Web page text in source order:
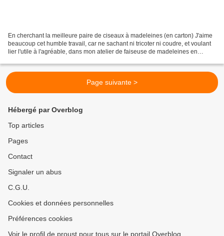
En cherchant la meilleure paire de ciseaux à madeleines (en carton) J'aime
beaucoup cet humble travail, car ne sachant ni tricoter ni coudre, et voulant
lier l'utile à l'agréable, dans mon atelier de faiseuse de madeleines en
Page suivante >
Hébergé par Overblog
Top articles
Pages
Contact
Signaler un abus
C.G.U.
Cookies et données personnelles
Préférences cookies
Voir le profil de proust pour tous sur le portail Overblog